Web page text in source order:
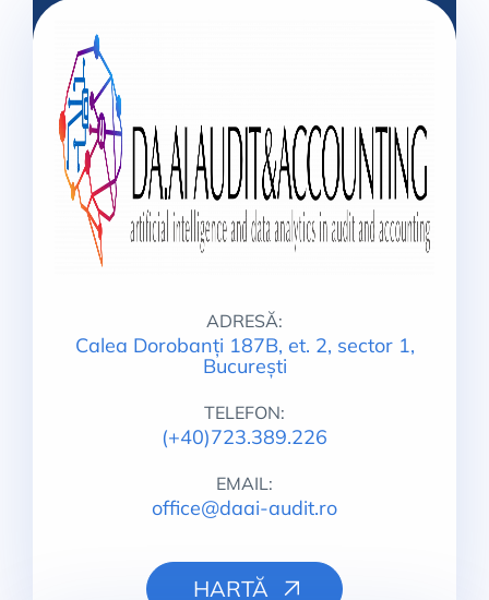
ADRESĂ:
Calea Dorobanți 187B, et. 2, sector 1,
București
TELEFON:
(+40)723.389.226
EMAIL:
office@daai-audit.ro
HARTĂ